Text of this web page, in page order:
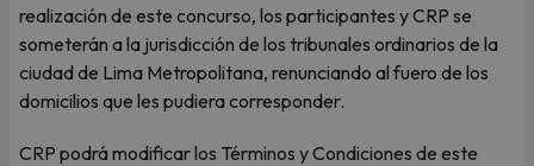
realización de este concurso, los participantes y CRP se
someterán a la jurisdicción de los tribunales ordinarios de la
ciudad de Lima Metropolitana, renunciando al fuero de los
domicilios que les pudiera corresponder.
CRP podrá modificar los Términos y Condiciones de este